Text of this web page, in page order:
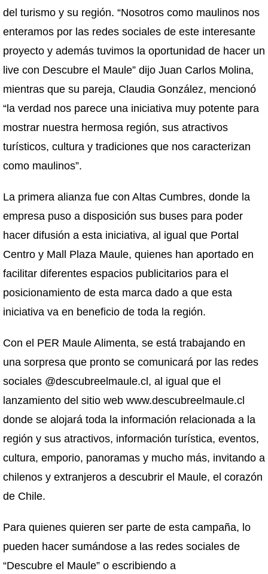
del turismo y su región. “Nosotros como maulinos nos
enteramos por las redes sociales de este interesante
proyecto y además tuvimos la oportunidad de hacer un
live con Descubre el Maule” dijo Juan Carlos Molina,
mientras que su pareja, Claudia González, mencionó
“la verdad nos parece una iniciativa muy potente para
mostrar nuestra hermosa región, sus atractivos
turísticos, cultura y tradiciones que nos caracterizan
como maulinos”.
La primera alianza fue con Altas Cumbres, donde la
empresa puso a disposición sus buses para poder
hacer difusión a esta iniciativa, al igual que Portal
Centro y Mall Plaza Maule, quienes han aportado en
facilitar diferentes espacios publicitarios para el
posicionamiento de esta marca dado a que esta
iniciativa va en beneficio de toda la región.
Con el PER Maule Alimenta, se está trabajando en
una sorpresa que pronto se comunicará por las redes
sociales @descubreelmaule.cl, al igual que el
lanzamiento del sitio web www.descubreelmaule.cl
donde se alojará toda la información relacionada a la
región y sus atractivos, información turística, eventos,
cultura, emporio, panoramas y mucho más, invitando a
chilenos y extranjeros a descubrir el Maule, el corazón
de Chile.
Para quienes quieren ser parte de esta campaña, lo
pueden hacer sumándose a las redes sociales de
“Descubre el Maule” o escribiendo a